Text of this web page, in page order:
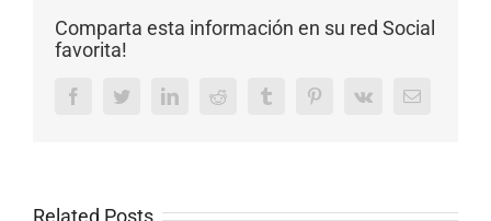
Comparta esta información en su red Social
favorita!
FacebookTwitterLinkedInReddit Tumblr PinterestVk Email
Related Posts